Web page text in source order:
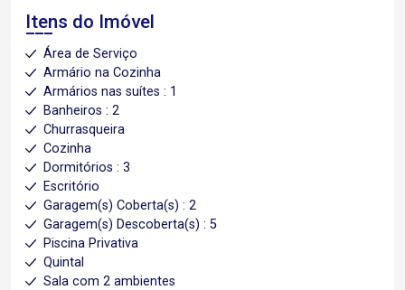
Itens do Imóvel
Área de Serviço
Armário na Cozinha
Armários nas suítes : 1
Banheiros : 2
Churrasqueira
Cozinha
Dormitórios : 3
Escritório
Garagem(s) Coberta(s) : 2
Garagem(s) Descoberta(s) : 5
Piscina Privativa
Quintal
Sala com 2 ambientes